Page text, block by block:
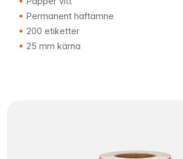
Permanent häftämne
200 etiketter
25 mm kärna